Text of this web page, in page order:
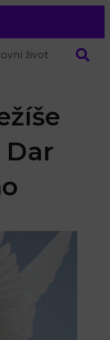
život O nás
Dar